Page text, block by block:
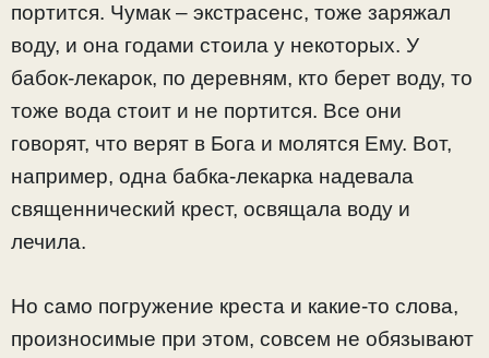
портится. Чумак – экстрасенс, тоже заряжал
воду, и она годами стоила у некоторых. У
бабок-лекарок, по деревням, кто берет воду, то
тоже вода стоит и не портится. Все они
говорят, что верят в Бога и молятся Ему. Вот,
например, одна бабка-лекарка надевала
священнический крест, освящала воду и
лечила.
Но само погружение креста и какие-то слова,
произносимые при этом, совсем не обязывают